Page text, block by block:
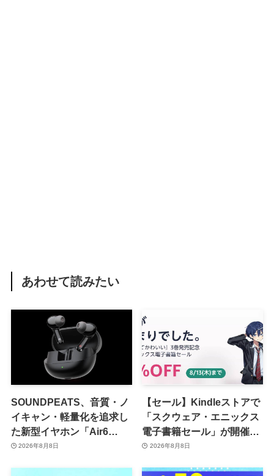
あわせて読みたい
SOUNDPEATS、音質・ノ
イキャン・軽量化を追求し
た新型イヤホン「Air6
Pro」を8月28日に発売へ
2026年8月8日
【セール】Kindleストアで
「スクウェア・エニックス
電子書籍セール」が開催中
ｰ コミックやゲーム関連書
2026年8月8日